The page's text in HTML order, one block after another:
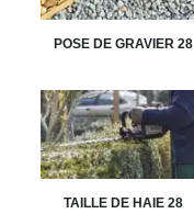
POSE DE GRAVIER 28
TAILLE DE HAIE 28